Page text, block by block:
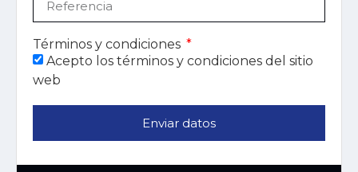
Términos y condiciones
Acepto los términos y condiciones del sitio
web
Enviar datos